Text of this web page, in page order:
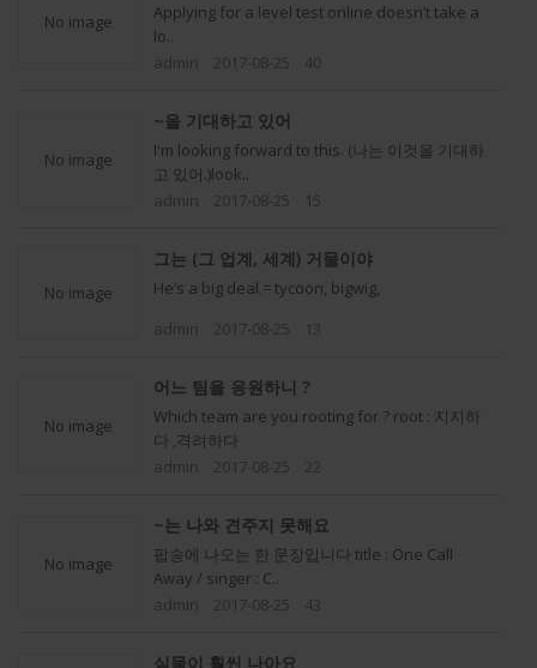
No image
Applying for a level test online doesn’t take a
lo..
admin
2017-08-25 40
No image
~을 기대하고 있어
I'm looking forward to this. (나는 이것을 기대하
고 있어.)look..
admin
2017-08-25 15
No image
그는 (그 업계, 세계) 거물이야
He’s a big deal.= tycoon, bigwig,
admin
2017-08-25 13
No image
어느 팀을 응원하니 ?
Which team are you rooting for ? root : 지지하
다 ,격려하다
admin
2017-08-25 22
No image
~는 나와 견주지 못해요
팝송에 나오는 한 문장입니다 title : One Call
Away / singer : C..
admin
2017-08-25 43
실물이 훨씬 나아요